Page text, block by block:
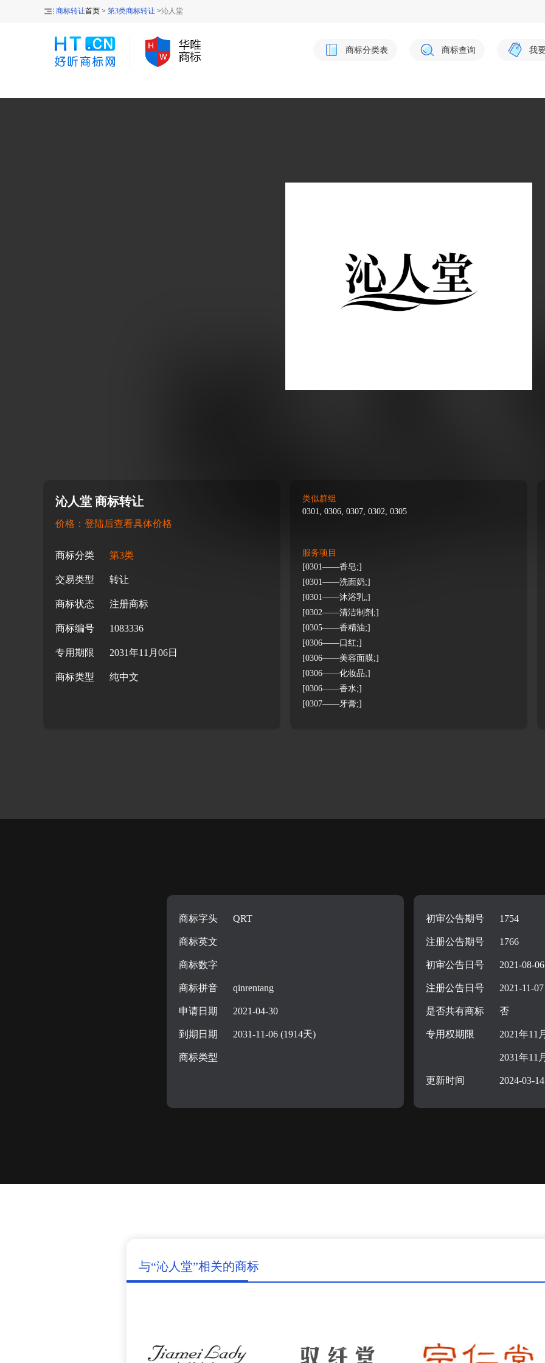
商标转让首页 > 第3类商标转让 >沁人堂
商标分类表 商标查询 我
沁人堂 商标转让
价格：登陆后查看具体价格
商标分类 第3类
交易类型 转让
商标状态 注册商标
商标编号 1083336
专用期限 2031年11月06日
商标类型 纯中文
类似群组
0301, 0306, 0307, 0302, 0305
服务项目
[0301——香皂;]
[0301——洗面奶;]
[0301——沐浴乳;]
[0302——清洁制剂;]
[0305——香精油;]
[0306——口红;]
[0306——美容面膜;]
[0306——化妆品;]
[0306——香水;]
[0307——牙膏;]
商标字头 QRT
商标英文
商标数字
商标拼音 qinrentang
申请日期 2021-04-30
到期日期 2031-11-06 (1914天)
商标类型
初审公告期号 1754
注册公告期号 1766
初审公告日号 2021-08-06
注册公告日号 2021-11-07
是否共有商标 否
专用权期限 2021年11
2031年11
更新时间 2024-03-14
与“沁人堂”相关的商标